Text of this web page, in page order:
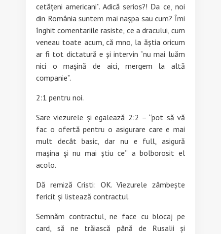
cetățeni americani”. Adică serios?! Da ce, noi
din România suntem mai nașpa sau cum? Îmi
înghit comentariile rasiste, ce a dracului, cum
veneau toate acum, că mno, la ăștia oricum
ar fi tot dictatură e și intervin “nu mai luăm
nici o mașină de aici, mergem la altă
companie”.
2:1 pentru noi.
Sare viezurele și egalează 2:2 – “pot să vă
fac o ofertă pentru o asigurare care e mai
mult decât basic, dar nu e full, asigură
mașina și nu mai știu ce” a bolborosit el
acolo.
Dă remiză Cristi: OK. Viezurele zâmbește
fericit și listează contractul.
Semnăm contractul, ne face cu blocaj pe
card, să ne trăiască până de Rusalii și